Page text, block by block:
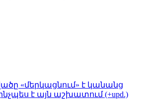
«մերկացնում» է կանանց
է այն աշխատում (+upd.)